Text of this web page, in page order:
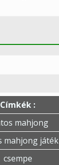
Címkék :
mahjong
mahjong játék
csempe